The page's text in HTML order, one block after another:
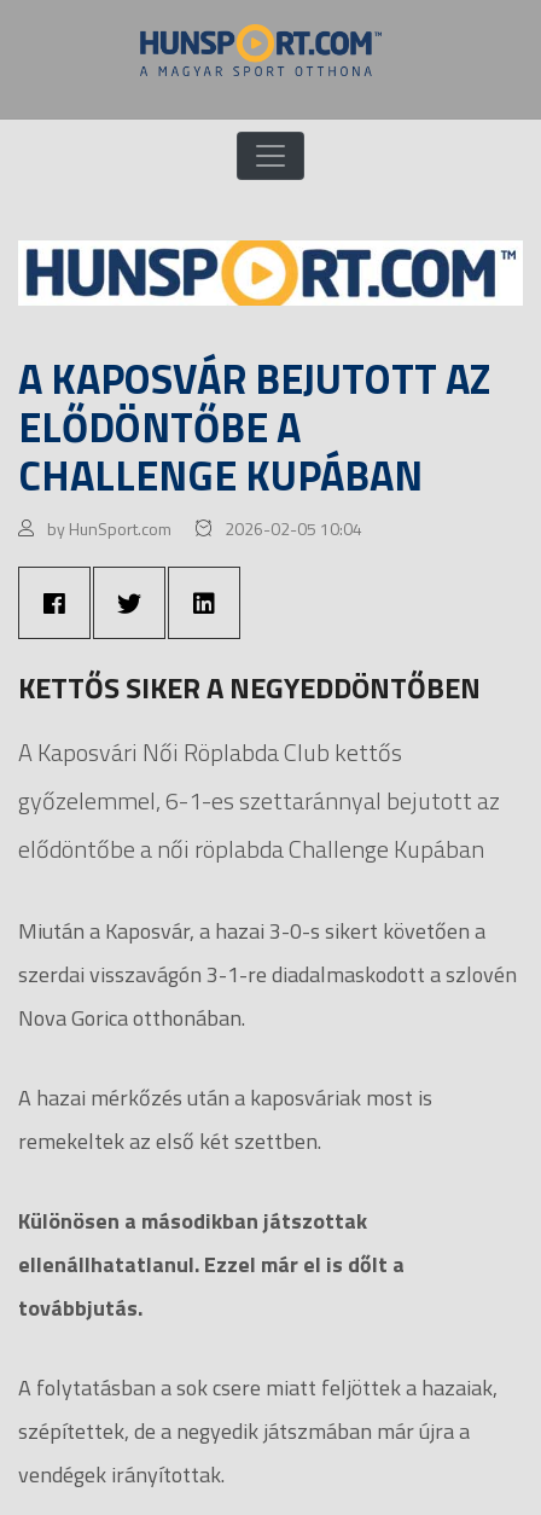
A KAPOSVÁR BEJUTOTT AZ
ELŐDÖNTŐBE A
CHALLENGE KUPÁBAN
by HunSport.com 2026-02-05 10:04
KETTŐS SIKER A NEGYEDDÖNTŐBEN
A Kaposvári Női Röplabda Club kettős
győzelemmel, 6-1-es szettaránnyal bejutott az
elődöntőbe a női röplabda Challenge Kupában
Miután a Kaposvár, a hazai 3-0-s sikert követően a
szerdai visszavágón 3-1-re diadalmaskodott a szlovén
Nova Gorica otthonában.
A hazai mérkőzés után a kaposváriak most is
remekeltek az első két szettben.
Különösen a másodikban játszottak
ellenállhatatlanul. Ezzel már el is dőlt a
továbbjutás.
A folytatásban a sok csere miatt feljöttek a hazaiak,
szépítettek, de a negyedik játszmában már újra a
vendégek irányítottak.